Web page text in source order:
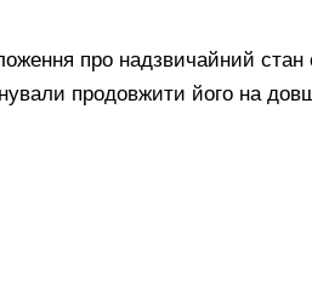
про надзвичайний
продовжити його на